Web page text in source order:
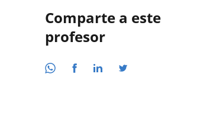
Comparte a este
profesor